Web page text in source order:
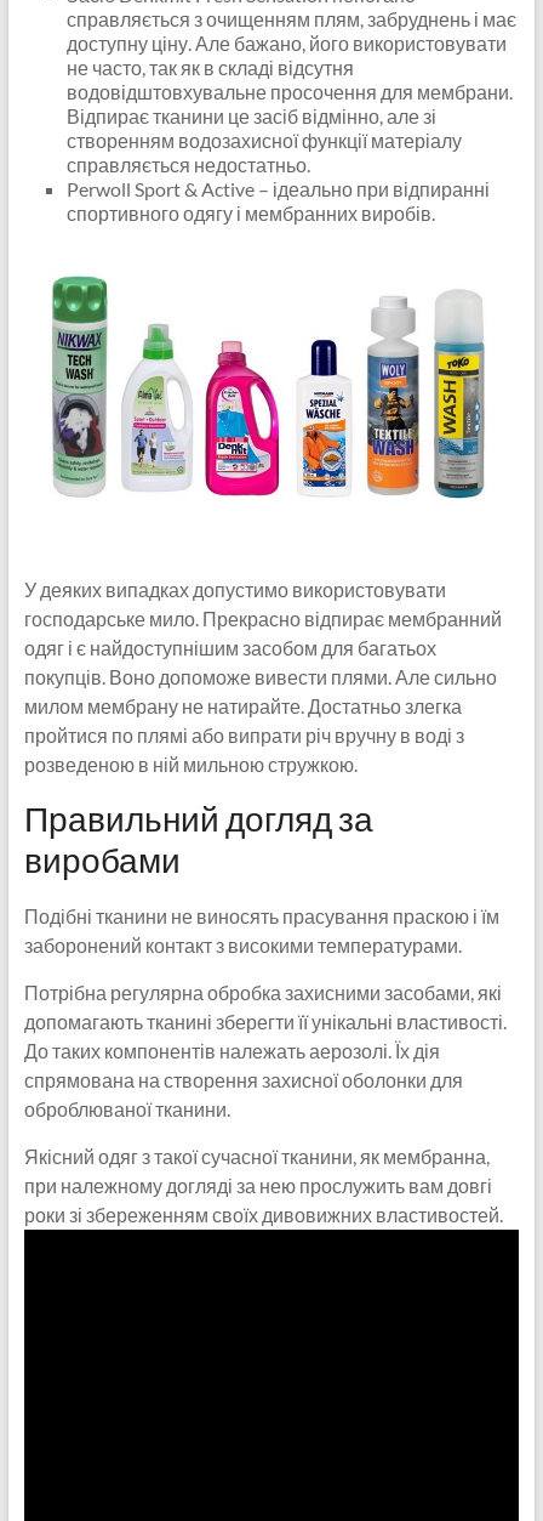
справляється з очищенням плям, забруднень і має
доступну ціну. Але бажано, його використовувати
не часто, так як в складі відсутня
водовідштовхувальне просочення для мембрани.
Відпирає тканини це засіб відмінно, але зі
створенням водозахисної функції матеріалу
справляється недостатньо.
Perwoll Sport & Active – ідеально при відпиранні
спортивного одягу і мембранних виробів.
У деяких випадках допустимо використовувати
господарське мило. Прекрасно відпирає мембранний
одяг і є найдоступнішим засобом для багатьох
покупців. Воно допоможе вивести плями. Але сильно
милом мембрану не натирайте. Достатньо злегка
пройтися по плямі або випрати річ вручну в воді з
розведеною в ній мильною стружкою.
Правильний догляд за
виробами
Подібні тканини не виносять прасування праскою і їм
заборонений контакт з високими температурами.
Потрібна регулярна обробка захисними засобами, які
допомагають тканині зберегти її унікальні властивості.
До таких компонентів належать аерозолі. Їх дія
спрямована на створення захисної оболонки для
оброблюваної тканини.
Якісний одяг з такої сучасної тканини, як мембранна,
при належному догляді за нею прослужить вам довгі
роки зі збереженням своїх дивовижних властивостей.